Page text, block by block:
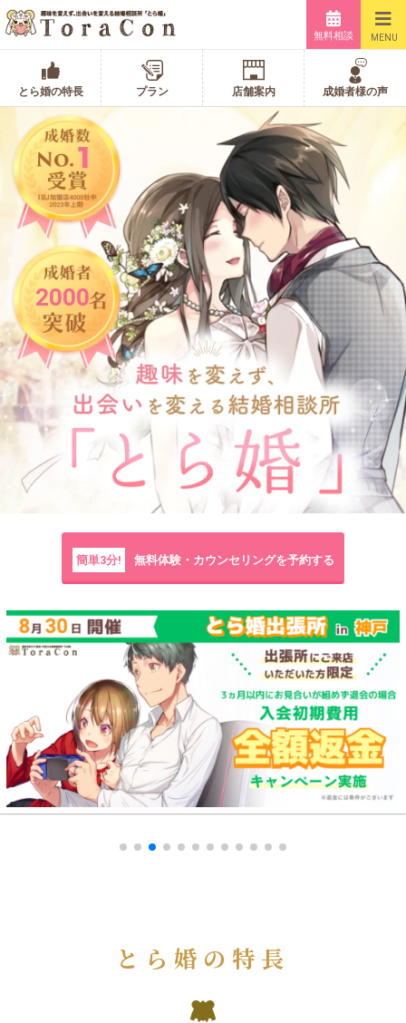
無料相談 MENU
とら婚の特長 プラン 店舗案内 成婚者様の声
2000
簡単3分! 無料体験・カウンセリングを予約する
とら婚の特長